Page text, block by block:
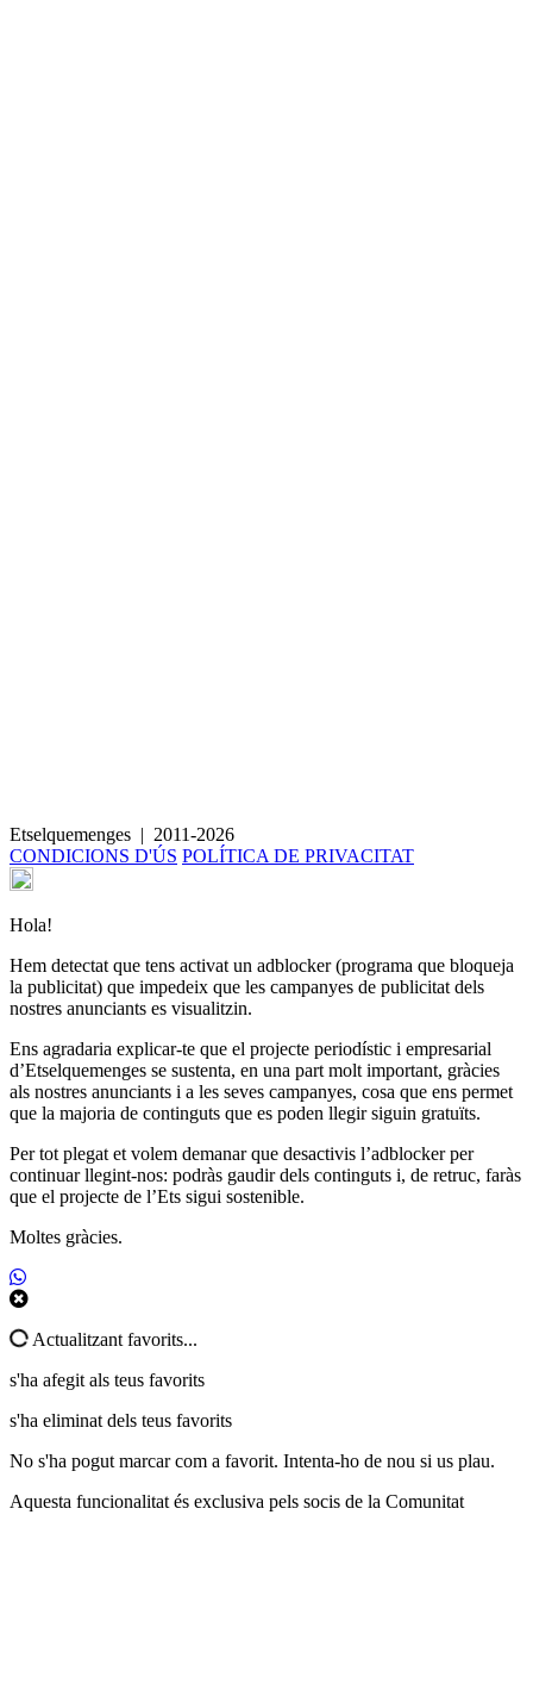
Etselquemenges | 2011-2026
CONDICIONS D'ÚS POLÍTICA DE PRIVACITAT
Hola!
Hem detectat que tens activat un adblocker (programa que bloqueja
la publicitat) que impedeix que les campanyes de publicitat dels
nostres anunciants es visualitzin.
Ens agradaria explicar-te que el projecte periodístic i empresarial
d’Etselquemenges se sustenta, en una part molt important, gràcies
als nostres anunciants i a les seves campanyes, cosa que ens permet
que la majoria de continguts que es poden llegir siguin gratuïts.
Per tot plegat et volem demanar que desactivis l’adblocker per
continuar llegint-nos: podràs gaudir dels continguts i, de retruc, faràs
que el projecte de l’Ets sigui sostenible.
Moltes gràcies.
Actualitzant favorits...
s'ha afegit als teus favorits
s'ha eliminat dels teus favorits
No s'ha pogut marcar com a favorit. Intenta-ho de nou si us plau.
Aquesta funcionalitat és exclusiva pels socis de la Comunitat